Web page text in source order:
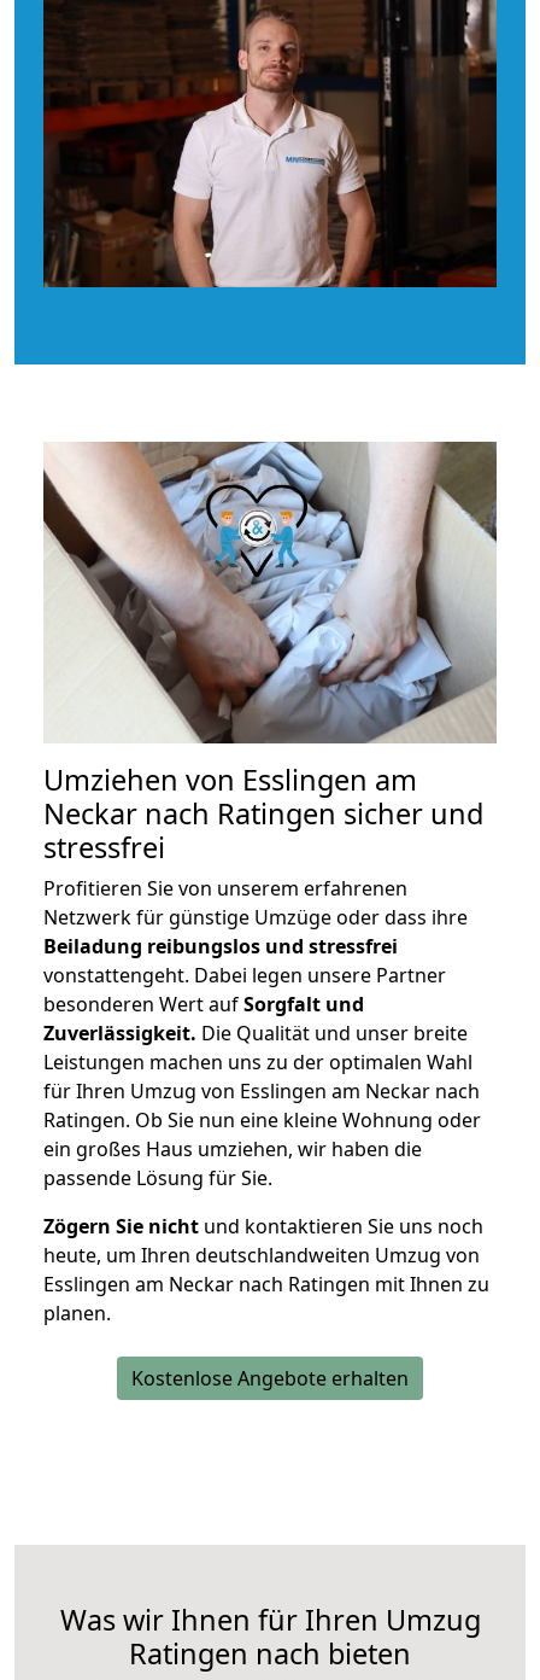
Umziehen von Esslingen am
Neckar nach Ratingen sicher und
stressfrei
Profitieren Sie von unserem erfahrenen
Netzwerk für günstige Umzüge oder dass ihre
Beiladung reibungslos und stressfrei
vonstattengeht. Dabei legen unsere Partner
besonderen Wert aufSorgfalt und
Zuverlässigkeit. Die Qualität und unser breite
Leistungen machen uns zu der optimalen Wahl
für Ihren Umzug von Esslingen am Neckar nach
Ratingen. Ob Sie nun eine kleine Wohnung oder
ein großes Haus umziehen, wir haben die
passende Lösung für Sie.
Zögern Sie nicht und kontaktieren Sie uns noch
heute, um Ihren deutschlandweiten Umzug von
Esslingen am Neckar nach Ratingen mit Ihnen zu
planen.
Kostenlose Angebote erhalten
Was wir Ihnen für Ihren Umzug
Ratingen nach bieten